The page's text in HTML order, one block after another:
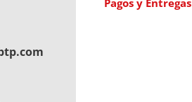
Pagos y Entregas